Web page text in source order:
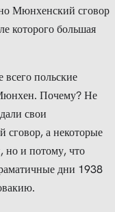
Мюнхенский сговор
которого большая
польские
Почему? Не
свои
сговор, а некоторые
но и потому, что
дни 1938